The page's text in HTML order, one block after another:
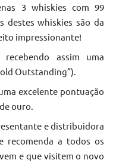
3 whiskies com 99
destes whiskies são da
impressionante!
assim uma
Outstanding”).
excelente pontuação
ouro.
e distribuidora
recomenda a todos os
e que visitem o novo